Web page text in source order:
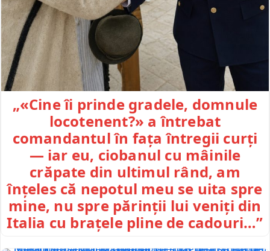
„«Cine îi prinde gradele, domnule
locotenent?» a întrebat
comandantul în fața întregii curți
— iar eu, ciobanul cu mâinile
crăpate din ultimul rând, am
înțeles că nepotul meu se uita spre
mine, nu spre părinții lui veniți din
Italia cu brațele pline de cadouri…”